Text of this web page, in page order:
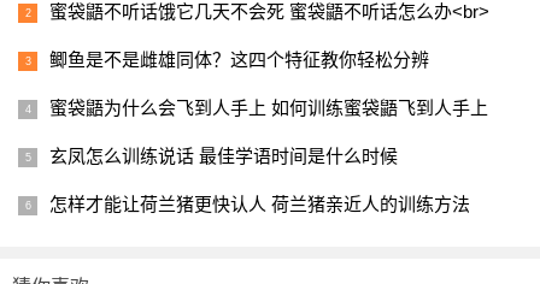
蜜袋鼯不听话饿它几天不会死 蜜袋鼯不听话怎么办<br>
鲫鱼是不是雌雄同体？这四个特征教你轻松分辨
蜜袋鼯为什么会飞到人手上 如何训练蜜袋鼯飞到人手上
玄凤怎么训练说话 最佳学语时间是什么时候
怎样才能让荷兰猪更快认人 荷兰猪亲近人的训练方法